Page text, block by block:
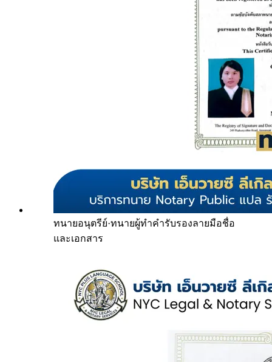
ทนายอนุตรีย์·ทนายผู้ทำคำรับรองลายมือชื่อ
และเอกสาร